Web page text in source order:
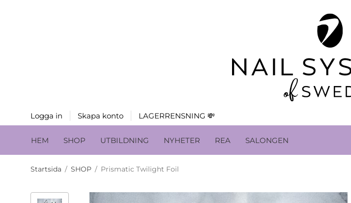
Logga in Skapa konto LAGERRENSNING 💸
HEM SHOP UTBILDNING NYHETER REA SALONGEN
Startsida / SHOP / Prismatic Twilight Foil